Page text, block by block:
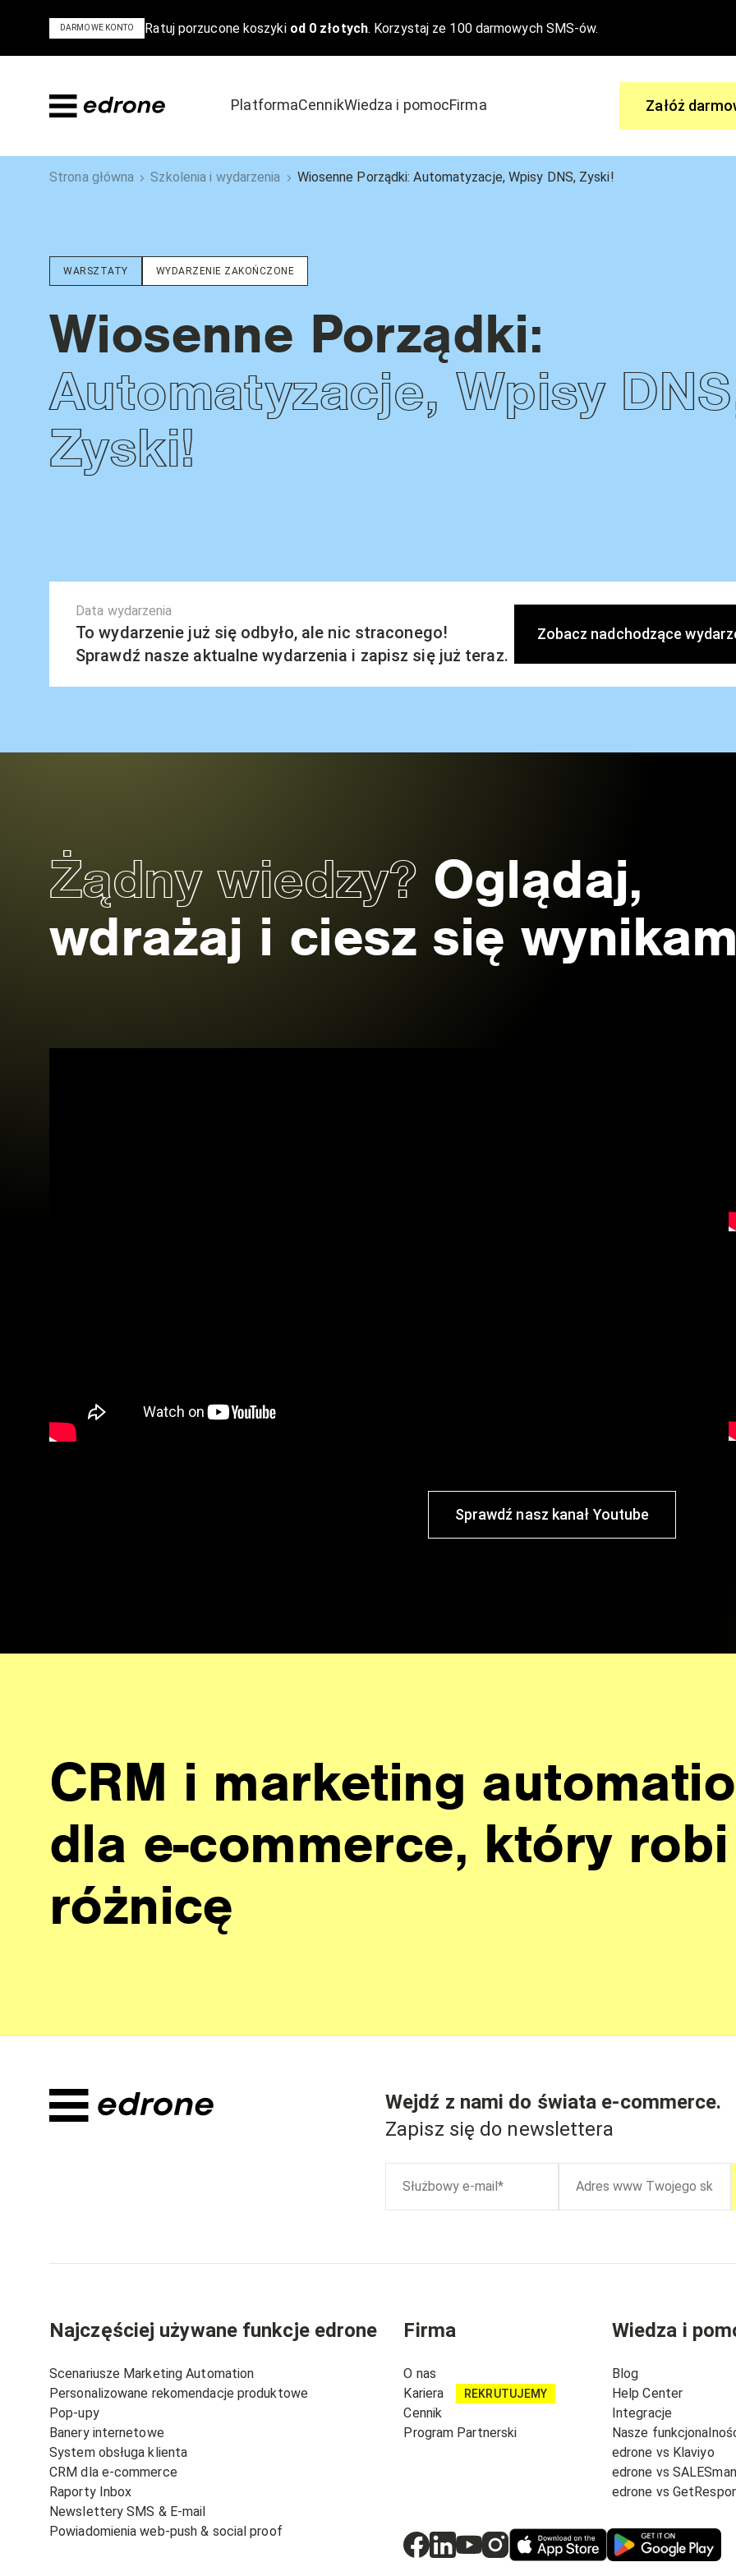
DARMOWE KONTO Ratuj porzucone koszyki od 0 złotych. Korzystaj ze 100 darmowych SMS-ów.
PlatformaCennikWiedza i pomoc
Poradniki i ebooki
Wideo
Case Study
Firma Załóż
Strona główna Szkolenia i wydarzenia Wiosenne Porządki: Automatyzacje, Wpisy DNS, Zyski!
WARSZTATY WYDARZENIE ZAKOŃCZONE
Wiosenne Porządki:
Automatyzacje, Wpisy
Zyski!
Data wydarzenia
To wydarzenie już się odbyło, ale nic straconego!
Sprawdź nasze aktualne wydarzenia i zapisz się już teraz.
Zobacz nadchodzące
Żądny wiedzy? Oglądaj,
wdrażaj i ciesz się
Sprawdź nasz kanał Youtube
CRM i marketing
dla e-commerce, który robi
różnicę
Wejdź z nami do świata e-commerce.
Zapisz się do newslettera
Najczęściej używane funkcje edrone
Scenariusze Marketing Automation
Personalizowane rekomendacje produktowe
Pop-upy
Banery internetowe
System obsługa klienta
CRM dla e-commerce
Raporty Inbox
Newslettery SMS & E-mail
Powiadomienia web-push & social proof
Firma
O nas
Kariera
REKRUTUJEMY
Cennik
Program Partnerski
Wiedza i
Blog
Help Center
Integracje
Nasze
edrone vs Klaviyo
edrone vs
edrone vs